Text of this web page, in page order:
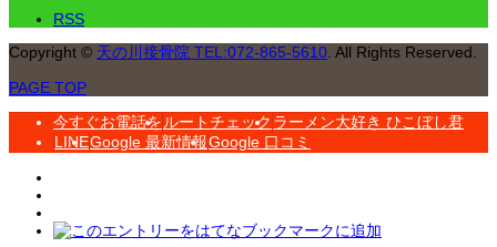
RSS
Copyright © 天の川接骨院 TEL:072-865-5610. All Rights Reserved.
PAGE TOP
今すぐお電話をルートチェック ラーメン大好き ひこぼし君
LINEGoogle 最新情報Google 口コミ